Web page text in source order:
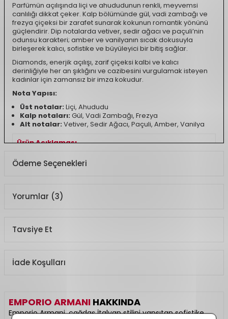
Parfümün açılışında liçi ve ahududunun renkli, meyvemsi
canlılığı dikkat çeker. Kalp bölümünde gül, vadi zambağı ve
frezya çiçeksi bir zarafet sunarak kokunun romantik yönünü
güçlendirir. Dip notalarda vetiver, sedir ağacı ve paçuli’nin
odunsu karakteri; amber ve vanilyanın sıcak dokusuyla
birleşerek kalıcı, sofistike ve büyüleyici bir bitiş sağlar.
Diamonds, enerjik açılışı, zarif çiçeksi kalbi ve kalıcı
derinliğiyle her an şıklığını ve cazibesini vurgulamak isteyen
kadınlar için zamansız bir imza kokudur.
Nota Yapısı:
Üst notalar: Liçi, Ahududu
Kalp notaları: Gül, Vadi Zambağı, Frezya
Alt notalar: Vetiver, Sedir Ağacı, Paçuli, Amber, Vanilya
Ürün Açıklaması
Koku Türü
Ödeme Seçenekleri
Yorumlar (3)
Tavsiye Et
İade Koşulları
EMPORIO ARMANI HAKKINDA
Emporio Armani, çağdaş İtalyan stilini yansıtan sofistike